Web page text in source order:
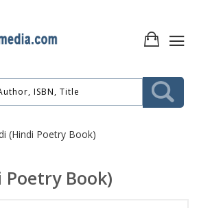
(Hindi Poetry Book)
Book)